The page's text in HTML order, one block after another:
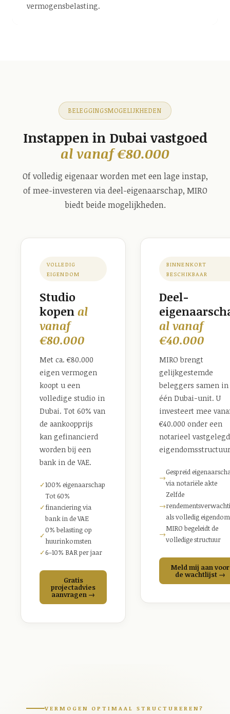
vermogensbelasting.
BELEGGINGSMOGELIJKHEDEN
Instappen in Dubai vastgoed
al vanaf €80.000
Of volledig eigenaar worden met een lage instap,
of mee-investeren via deel-eigenaarschap, MIRO
biedt beide mogelijkheden.
VOLLEDIG
EIGENDOM
Studio
kopen al
vanaf
€80.000
Met ca. €80.000
eigen vermogen
koopt u een
volledige studio in
Dubai. Tot 60% van
de aankoopprijs
kan gefinancierd
worden bij een
bank in de VAE.
✓100% eigenaarschap
✓
Tot 60%
financiering via
bank in de VAE
✓
0% belasting op
huurinkomsten
✓6–10% BAR per jaar
Gratis
projectadvies
aanvragen →
BINNENKORT
BESCHIKBAAR
Deel-
al vanaf
€40.000
MIRO brengt
gelijkgestemde
beleggers samen in
één Dubai-unit. U
investeert mee
€40.000 onder een
notarieel
→
Gespreid
via notariële akte
→
Zelfde
als volledig eigendom
→
MIRO begeleidt de
volledige structuur
Meld mij aan voor
de wachtlijst →
VERMOGEN OPTIMAAL STRUCTUREREN?